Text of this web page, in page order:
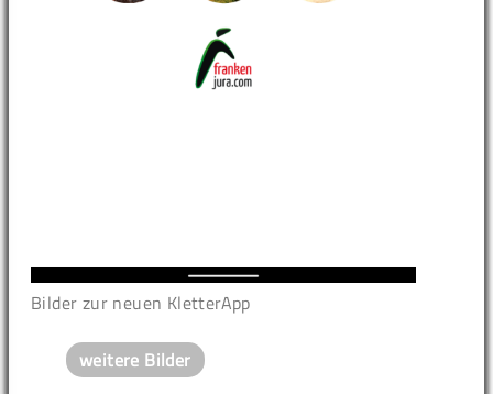
Bilder zur neuen KletterApp
weitere Bilder